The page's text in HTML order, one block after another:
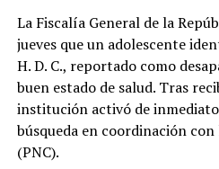
Protección Civil llama a estar
prevenido ante el paso de
otro fenómeno climático
que dejará abundantes
lluvias en el país
La Fiscalía General de la
jueves que un adolescente
H. D. C., reportado como
buen estado de salud. Tras
institución activó de
búsqueda en coordinación
(PNC).